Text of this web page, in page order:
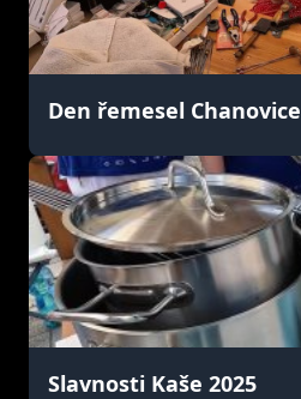
Den řemesel Chanovice
Slavnosti Kaše 2025